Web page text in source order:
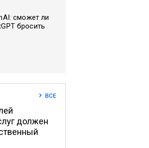
сможет ли
бросить
ВСЕ
должен